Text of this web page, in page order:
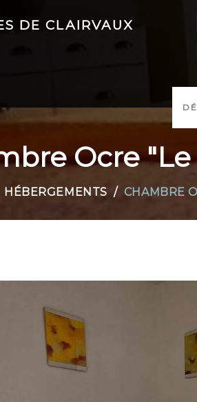
DE CLAIRVAUX
Ocre
HÉBERGEMENTS CHAMBRE